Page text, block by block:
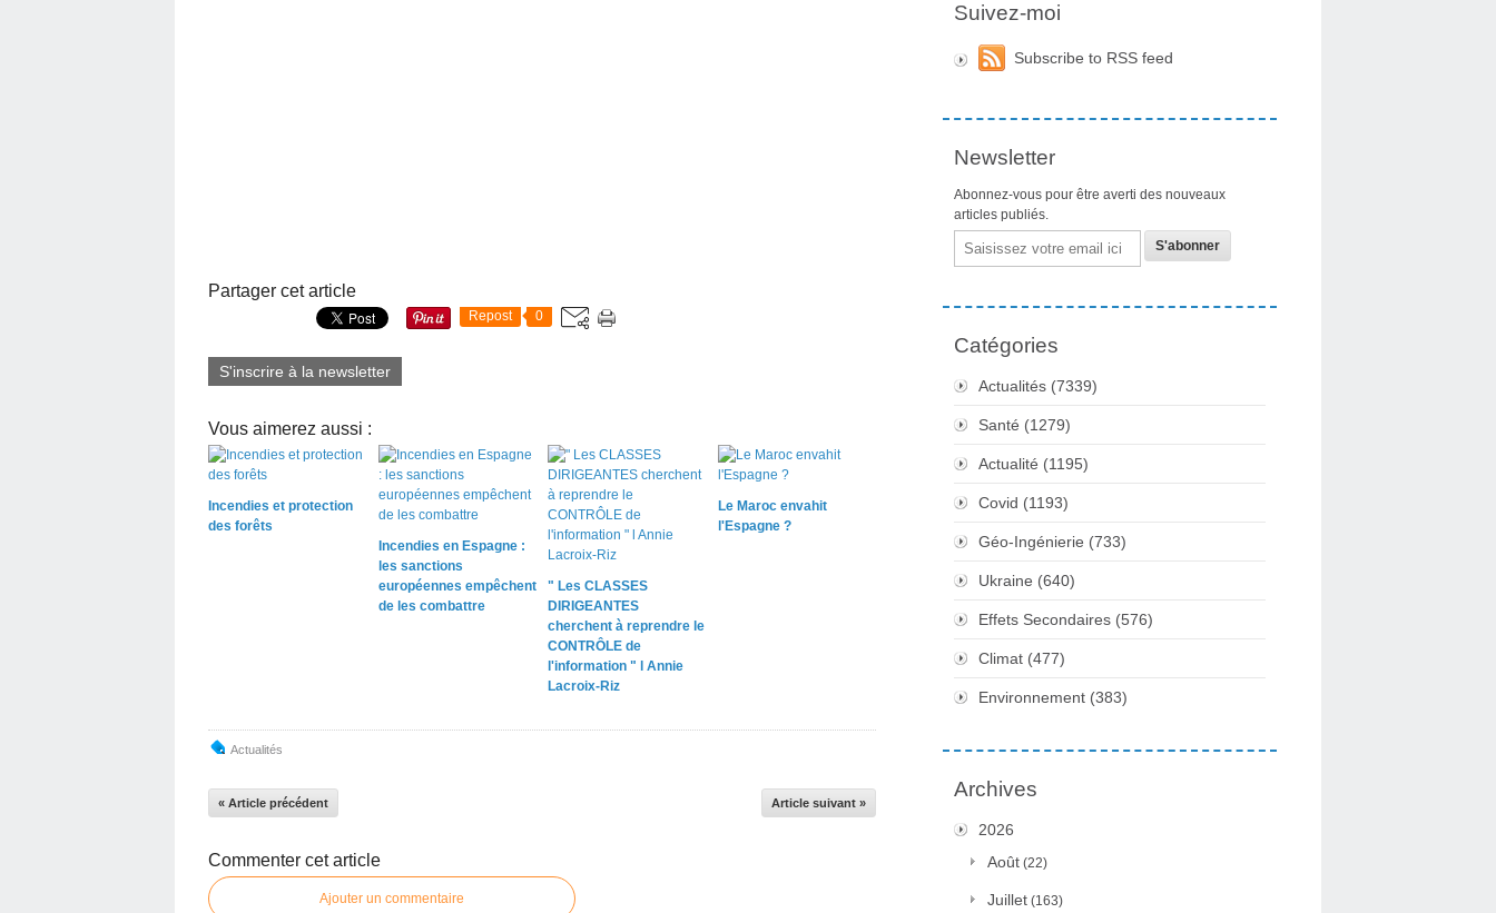
Partager cet article
Repost 0
S'inscrire à la newsletter
Vous aimerez aussi :
Incendies et protection
des forêts
Incendies en Espagne :
les sanctions
européennes empêchent
de les combattre
" Les CLASSES
DIRIGEANTES
cherchent à reprendre le
CONTRÔLE de
l'information " l Annie
Lacroix-Riz
Le Maroc envahit
l'Espagne ?
Actualités
« Article précédent Article suivant »
Commenter cet article
Ajouter un commentaire
Suivez-moi
Subscribe to RSS feed
Newsletter
Abonnez-vous pour être averti des nouveaux
articles publiés.
Email
Catégories
Actualités (7339)
Santé (1279)
Actualité (1195)
Covid (1193)
Géo-Ingénierie (733)
Ukraine (640)
Effets Secondaires (576)
Climat (477)
Environnement (383)
Archives
2026
Août (22)
Juillet (163)